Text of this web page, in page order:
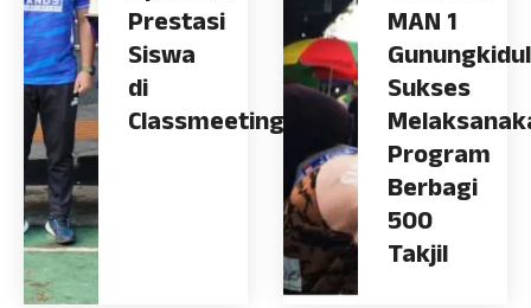
Prestasi
Siswa
di
Classmeeting
MAN 1
Gunungkidul
Sukses
Program
Berbagi
500
Takjil